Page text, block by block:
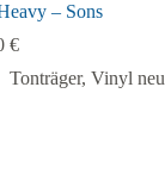
– Sons
€
Tonträger, Vinyl neu